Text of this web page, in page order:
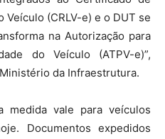
(CRLV-e) e o DUT se
na Autorização para
do Veículo (ATPV-e)”,
da Infraestrutura.
medida vale para veículos
Documentos expedidos